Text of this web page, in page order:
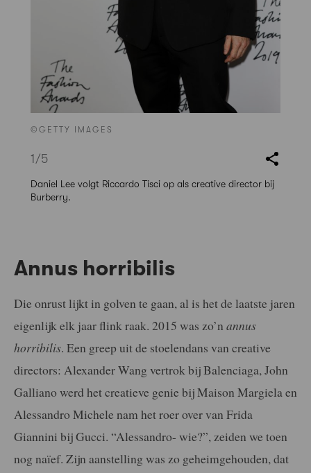
©GETTY IMAGES
1/5
Daniel Lee volgt Riccardo Tisci op als creative director bij
Burberry.
Annus horribilis
Die onrust lijkt in golven te gaan, al is het de laatste jaren
eigenlijk elk jaar flink raak. 2015 was zo’n annus
horribilis. Een greep uit de stoelendans van creative
directors: Alexander Wang vertrok bij Balenciaga, John
Galliano werd het creatieve genie bij Maison Margiela en
Alessandro Michele nam het roer over van Frida
Giannini bij Gucci. “Alessandro- wie?”, zeiden we toen
nog naïef. Zijn aanstelling was zo geheimgehouden, dat